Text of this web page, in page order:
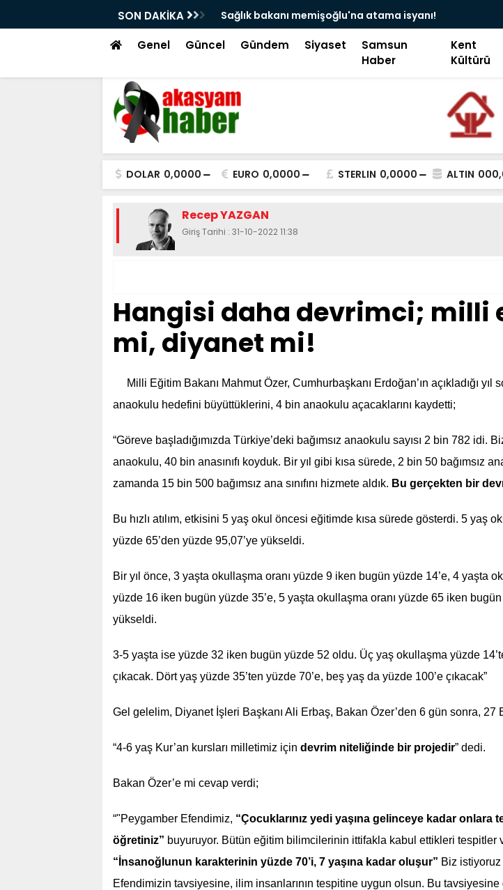
SON DAKİKA
Hacı bayram veli camii’nde siyaset, vatandaşın
tekme!
Genel Güncel Gündem Siyaset
Samsun
Haber
Kent
Kültürü
DOLAR 0,0000 EURO 0,0000 STERLIN 0,0000 ALTIN
Recep YAZGAN
Giriş Tarihi : 31-10-2022 11:38
Hangisi daha devrimci; milli
mi, diyanet mi!
Milli Eğitim Bakanı Mahmut Özer, Cumhurbaşkanı Erdoğan’ın açıkladığı yıl
anaokulu hedefini büyüttüklerini, 4 bin anaokulu açacaklarını kaydetti;
“Göreve başladığımızda Türkiye’deki bağımsız anaokulu sayısı 2 bin 782 idi.
anaokulu, 40 bin anasınıfı koyduk. Bir yıl gibi kısa sürede, 2 bin 50 bağımsız
zamanda 15 bin 500 bağımsız ana sınıfını hizmete aldık. Bu gerçekten bir
Bu hızlı atılım, etkisini 5 yaş okul öncesi eğitimde kısa sürede gösterdi. 5 yaş
yüzde 65’den yüzde 95,07’ye yükseldi.
Bir yıl önce, 3 yaşta okullaşma oranı yüzde 9 iken bugün yüzde 14’e, 4 yaşta
yüzde 16 iken bugün yüzde 35’e, 5 yaşta okullaşma oranı yüzde 65 iken bugün
yükseldi.
3-5 yaşta ise yüzde 32 iken bugün yüzde 52 oldu. Üç yaş okullaşma yüzde
çıkacak. Dört yaş yüzde 35’ten yüzde 70’e, beş yaş da yüzde 100’e çıkacak”
Gel gelelim, Diyanet İşleri Başkanı Ali Erbaş, Bakan Özer’den 6 gün sonra, 27
“4-6 yaş Kur’an kursları milletimiz için devrim niteliğinde bir projedir” dedi.
Bakan Özer’e mi cevap verdi;
“"Peygamber Efendimiz, “Çocuklarınız yedi yaşına gelinceye kadar onlara
öğretiniz” buyuruyor. Bütün eğitim bilimcilerinin ittifakla kabul ettikleri tespitler
“İnsanoğlunun karakterinin yüzde 70’i, 7 yaşına kadar oluşur” Biz
Efendimizin tavsiyesine, ilim insanlarının tespitine uygun olsun. Bu tavsiyesine